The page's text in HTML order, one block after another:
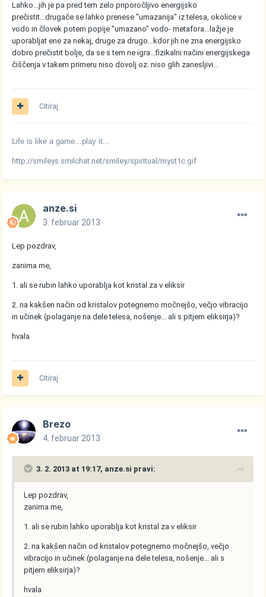
Lahko...jih je pa pred tem zelo priporočljivo energijsko
prečistit...drugače se lahko prenese "umazanija" iz telesa, okolice v
vodo in človek potem popije "umazano" vodo- metafora...lažje je
uporabljat ene za nekaj, druge za drugo...kdor jih ne zna energijsko
dobro prečistit bolje, da se s tem ne igra...fizikalni načini energijskega
čiščenja v takem primeru niso dovolj oz. niso glih zanesljivi...
Citiraj
Life is like a game...play it...
http://smileys.smilchat.net/smiley/spiritual/myst1c.gif
anze.si
3. februar 2013
Lep pozdrav,
zanima me,
1. ali se rubin lahko uporablja kot kristal za v eliksir
2. na kakšen način od kristalov potegnemo močnejšo, večjo vibracijo
in učinek (polaganje na dele telesa, nošenje... ali s pitjem eliksirja)?
hvala
Citiraj
Brezo
4. februar 2013
3. 2. 2013 at 19:17, anze.si pravi:
Lep pozdrav,
zanima me,
1. ali se rubin lahko uporablja kot kristal za v eliksir
2. na kakšen način od kristalov potegnemo močnejšo, večjo
vibracijo in učinek (polaganje na dele telesa, nošenje... ali s
pitjem eliksirja)?
hvala